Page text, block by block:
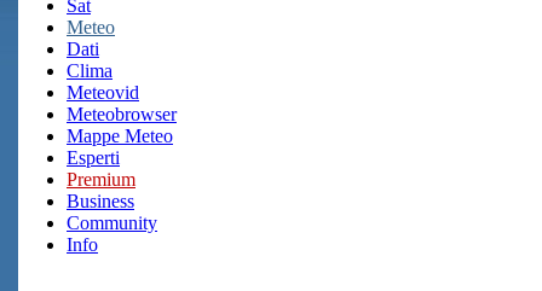
Sat
Meteo
Dati
Clima
Meteovid
Meteobrowser
Mappe Meteo
Esperti
Premium
Business
Community
Info